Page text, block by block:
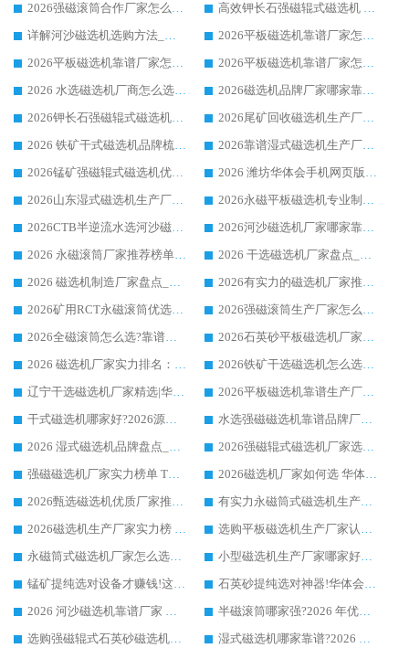
2026强磁滚筒合作厂家怎么选-华体会手机网页版-华体会(中国) 行业优质供应商参考指南
高效钾长石强磁辊式磁选机 华体会手机网页版-华体会(中国) 专业制造品质值得信赖
详解河沙磁选机选购方法_除铁器品牌及华体会手机网页版-华体会(中国) 企业解析
2026平板磁选机靠谱厂家怎么选？华体会手机网页版-华体会(中国) 凭硬实力甄选合作品牌
2026平板磁选机靠谱厂家怎么选？华体会手机网页版-华体会(中国) 凭硬实力甄选合作品牌
2026平板磁选机靠谱厂家怎么选？华体会手机网页版-华体会(中国) 凭硬实力甄选合作品牌
2026 水选磁选机厂商怎么选 潍坊华体会手机网页版-华体会(中国) 技术实力强
2026磁选机品牌厂家哪家靠谱?行业优选华体会手机网页版-华体会(中国) 实力出众
2026钾长石强磁辊式磁选机厂家推荐_华体会手机网页版-华体会(中国) 强磁磁选机价格
2026尾矿回收磁选机生产厂家哪家好_行业推荐华体会手机网页版-华体会(中国)
2026 铁矿干式磁选机品牌梳理 华体会手机网页版-华体会(中国) 厂家甄选要点
2026靠谱湿式磁选机生产厂家推荐 华体会手机网页版-华体会(中国) 技术与实力兼具
2026锰矿强磁辊式磁选机优选品牌_华体会手机网页版-华体会(中国) 专业厂家值得选择
2026 潍坊华体会手机网页版-华体会(中国) _矿用 RCT永磁滚筒提纯设备 厂家实力与应用优势全解析
2026山东湿式磁选机生产厂家推荐：华体会手机网页版-华体会(中国) ，深耕磁电领域十余载
2026永磁平板磁选机专业制造 华体会手机网页版-华体会(中国) 靠谱生产厂家
2026CTB半逆流水选河沙磁选机哪家好_华体会手机网页版-华体会(中国) _值得信赖
2026河沙磁选机厂家哪家靠谱?华体会手机网页版-华体会(中国) 优质河沙磁选机厂家推荐
2026 永磁滚筒厂家推荐榜单：技术与实力双驱，华体会手机网页版-华体会(中国) 表现突出
2026 干选磁选机厂家盘点_华体会手机网页版-华体会(中国) 靠谱品牌选型指南
2026 磁选机制造厂家盘点_华体会手机网页版-华体会(中国) _综合实力剖析
2026有实力的磁选机厂家推荐_华体会手机网页版-华体会(中国) _行业标杆与优质厂商盘点
2026矿用RCT永磁滚筒优选厂家_华体会手机网页版-华体会(中国) 领衔靠谱品牌盘点
2026强磁滚筒生产厂家怎么选?行业口碑推荐华体会手机网页版-华体会(中国)
2026全磁滚筒怎么选?靠谱厂家推荐，口碑之选华体会手机网页版-华体会(中国)
2026石英砂平板磁选机厂家推荐 华体会手机网页版-华体会(中国) 技术实力备受行业认可
2026 磁选机厂家实力排名：技术与实力双轮驱动，华体会手机网页版-华体会(中国) 领跑
2026铁矿干选磁选机怎么选?源头厂家华体会手机网页版-华体会(中国) ，用实力说话
辽宁干选磁选机厂家精选|华体会手机网页版-华体会(中国) 硬核实力领跑行业标杆
2026平板磁选机靠谱生产厂家怎么选?行业标杆华体会手机网页版-华体会(中国) ，凭硬实力脱颖而出
干式磁选机哪家好?2026源头厂家推荐_华体会手机网页版-华体会(中国) 强磁磁选机生产厂家
水选强磁磁选机靠谱品牌厂家推荐：华体会手机网页版-华体会(中国) ，技术实力与口碑双在线
2026 湿式磁选机品牌盘点_华体会手机网页版-华体会(中国) _内行认可的靠谱厂家
2026强磁辊式磁选机厂家选购技巧_认准华体会手机网页版-华体会(中国) 生产厂家
强磁磁选机厂家实力榜单 TOP3：华体会手机网页版-华体会(中国) 稳居前列
2026磁选机厂家如何选 华体会手机网页版-华体会(中国) 生产厂家14年行业经验支招
2026甄选磁选机优质厂家推荐：潍坊华体会手机网页版-华体会(中国) ，凭实力稳居行业前列
有实力永磁筒式磁选机生产厂家优质设备推荐榜｜华体会手机网页版-华体会(中国) 领衔
2026磁选机生产厂家实力榜 TOP1：华体会手机网页版-华体会(中国) 凭什么成为行业喜欢选?
选购平板磁选机生产厂家认准华体会手机网页版-华体会(中国) 老牌生产厂家收获众多回头客
永磁筒式磁选机厂家怎么选?14 年老厂华体会手机网页版-华体会(中国) 凭实力出圈，这 5 大优势太圈粉
小型磁选机生产厂家哪家好?2026 年实测推荐，华体会手机网页版-华体会(中国) 十年口碑厂值得闭眼入
锰矿提纯选对设备才赚钱!这家临朐厂家的强磁辊磁选机凭啥成行业标杆?
石英砂提纯选对神器!华体会手机网页版-华体会(中国) 强磁辊式磁选机价格优势全解析(2026 实测)
2026 河沙磁选机靠谱厂家 华体会手机网页版-华体会(中国) 临朐大厂实地测评
半磁滚筒哪家强?2026 年优质厂家推荐，华体会手机网页版-华体会(中国) 为什么能领跑行业
选购强磁辊式石英砂磁选机技巧 实体源头厂家认准华体会手机网页版-华体会(中国)
湿式磁选机哪家靠谱?2026 实测推荐，潍坊华体会手机网页版-华体会(中国) 凭实力稳居榜首